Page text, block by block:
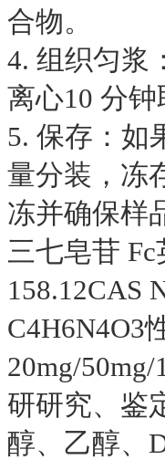
合物。
4. 组织匀浆
离心10 分
5. 保存：如
量分装，冻
冻并确保样
三七皂苷
158.12CAS
C4H6N4O3
20mg/
研研究、鉴
醇、乙醇、